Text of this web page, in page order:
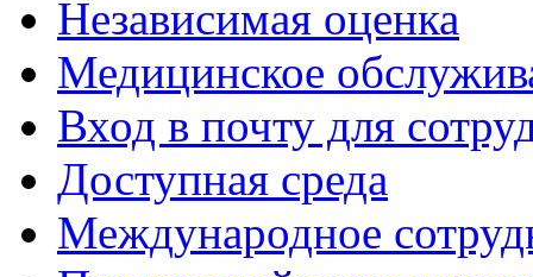
Независимая оценка
Медицинское
Вход в почту для
Доступная среда
Международное